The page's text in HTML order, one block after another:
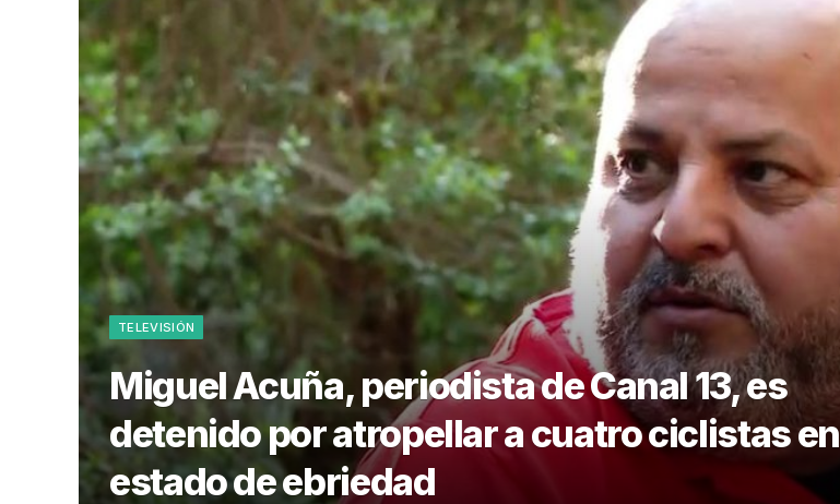
TELEVISIÓN
Miguel Acuña, periodista de Canal 13, es
detenido por atropellar a cuatro ciclistas en
estado de ebriedad